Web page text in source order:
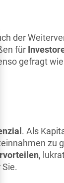
der
für
gefragt
. Als
zu
,